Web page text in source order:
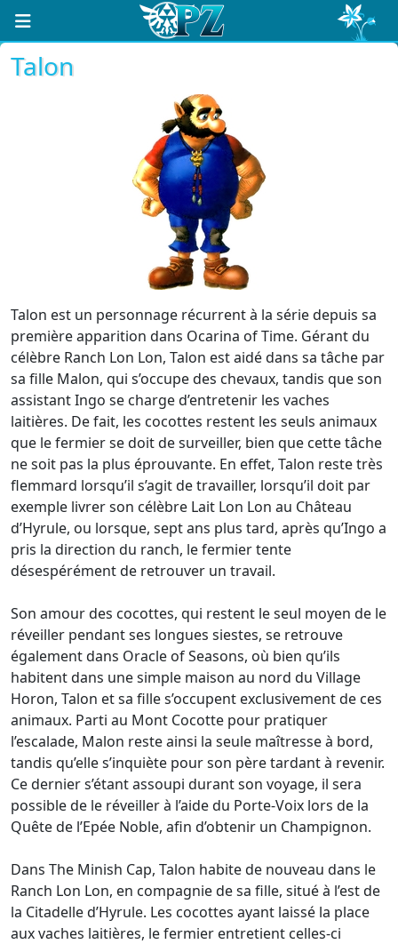
Talon
Talon est un personnage récurrent à la série depuis sa
première apparition dans Ocarina of Time. Gérant du
célèbre Ranch Lon Lon, Talon est aidé dans sa tâche par
sa fille Malon, qui s’occupe des chevaux, tandis que son
assistant Ingo se charge d’entretenir les vaches
laitières. De fait, les cocottes restent les seuls animaux
que le fermier se doit de surveiller, bien que cette tâche
ne soit pas la plus éprouvante. En effet, Talon reste très
flemmard lorsqu’il s’agit de travailler, lorsqu’il doit par
exemple livrer son célèbre Lait Lon Lon au Château
d’Hyrule, ou lorsque, sept ans plus tard, après qu’Ingo a
pris la direction du ranch, le fermier tente
désespérément de retrouver un travail.
Son amour des cocottes, qui restent le seul moyen de le
réveiller pendant ses longues siestes, se retrouve
également dans Oracle of Seasons, où bien qu’ils
habitent dans une simple maison au nord du Village
Horon, Talon et sa fille s’occupent exclusivement de ces
animaux. Parti au Mont Cocotte pour pratiquer
l’escalade, Malon reste ainsi la seule maîtresse à bord,
tandis qu’elle s’inquiète pour son père tardant à revenir.
Ce dernier s’étant assoupi durant son voyage, il sera
possible de le réveiller à l’aide du Porte-Voix lors de la
Quête de l’Epée Noble, afin d’obtenir un Champignon.
Dans The Minish Cap, Talon habite de nouveau dans le
Ranch Lon Lon, en compagnie de sa fille, situé à l’est de
la Citadelle d’Hyrule. Les cocottes ayant laissé la place
aux vaches laitières, le fermier entretient celles-ci